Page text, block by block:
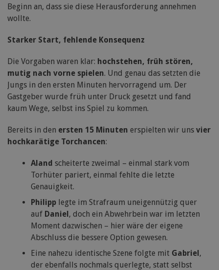
Beginn an, dass sie diese Herausforderung annehmen
wollte.
Starker Start, fehlende Konsequenz
Die Vorgaben waren klar: hochstehen, früh stören,
mutig nach vorne spielen. Und genau das setzten die
Jungs in den ersten Minuten hervorragend um. Der
Gastgeber wurde früh unter Druck gesetzt und fand
kaum Wege, selbst ins Spiel zu kommen.
Bereits in den ersten 15 Minuten erspielten wir uns vier
hochkarätige Torchancen:
Aland scheiterte zweimal – einmal stark vom
Torhüter pariert, einmal fehlte die letzte
Genauigkeit.
Philipp legte im Strafraum uneigennützig quer
auf Daniel, doch ein Abwehrbein war im letzten
Moment dazwischen – hier wäre der eigene
Abschluss die bessere Option gewesen.
Eine nahezu identische Szene folgte mit Gabriel,
der ebenfalls nochmals querlegte, statt selbst